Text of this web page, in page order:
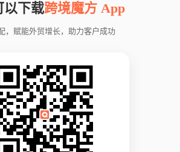
以下载跨境魔方 App
，赋能外贸增长，助力客户成功